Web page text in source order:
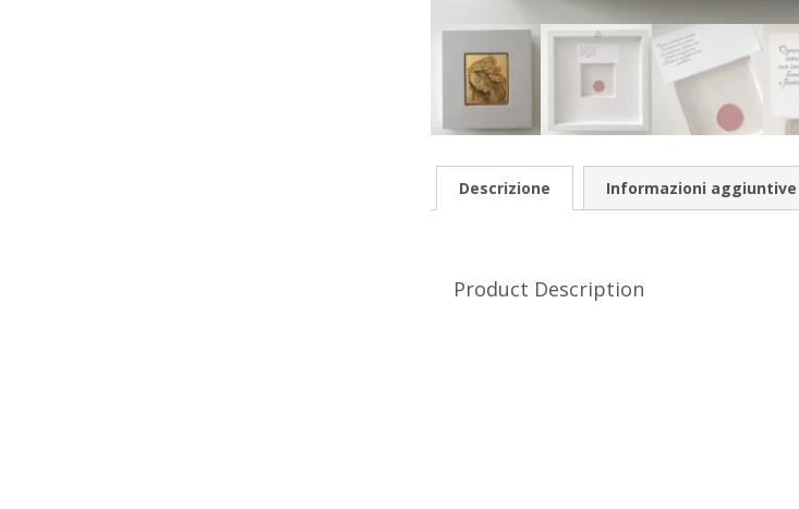
Descrizione Informazioni aggiuntive
Product Description